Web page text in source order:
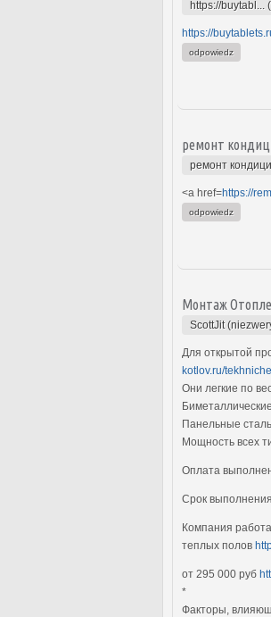
https://buytabl...
https://
odpowiedz
ремонт
ремонт
<a href=https://
odpowiedz
Монтаж
ScottJit
Для открытой
kotlov.ru/
Они легкие по
Панельные
Мощность всех
Оплата
Срок
Компания
теплых полов
от 295 000 руб
*
Факторы,